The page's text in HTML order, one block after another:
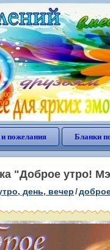
пожелания Бланки
"Доброе утро!
день, вечер/